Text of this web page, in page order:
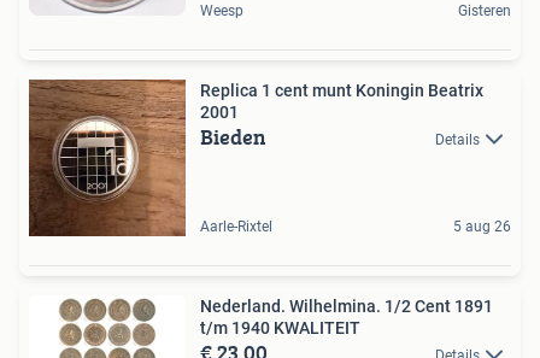
Weesp Gisteren
Replica 1 cent munt Koningin Beatrix
2001
Bieden Details
Aarle-Rixtel 5 aug 26
Nederland. Wilhelmina. 1/2 Cent 1891
t/m 1940 KWALITEIT